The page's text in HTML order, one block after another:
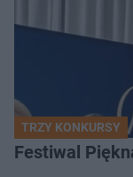
TRZY KONKURSY
Festiwal